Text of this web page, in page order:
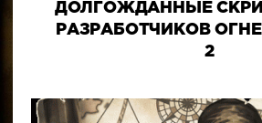
ДОЛГОЖДАННЫЕ
РАЗРАБОТЧИКОВ
2